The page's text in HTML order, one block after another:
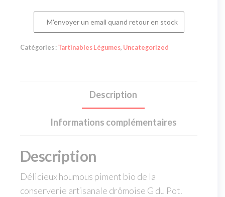
M'envoyer un email quand retour en stock
Catégories : Tartinables Légumes, Uncategorized
Description
Informations complémentaires
Description
Délicieux houmous piment bio de la
conserverie artisanale drômoise G du Pot.